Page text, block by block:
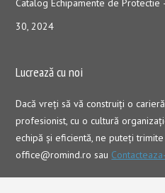
Catalog Echipamente de
30, 2024
Lucrează cu noi
Dacă vreţi să vă construiţi o
profesionist, cu o cultură
echipă şi eficientă, ne puteți
office@romind.ro sau